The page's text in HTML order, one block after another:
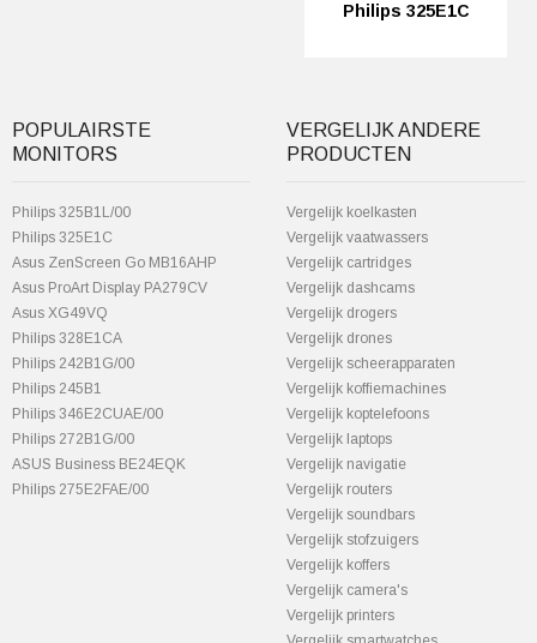
Philips 325E1C
POPULAIRSTE
MONITORS
Philips 325B1L/00
Philips 325E1C
Asus ZenScreen Go MB16AHP
Asus ProArt Display PA279CV
Asus XG49VQ
Philips 328E1CA
Philips 242B1G/00
Philips 245B1
Philips 346E2CUAE/00
Philips 272B1G/00
ASUS Business BE24EQK
Philips 275E2FAE/00
VERGELIJK ANDERE
PRODUCTEN
Vergelijk koelkasten
Vergelijk vaatwassers
Vergelijk cartridges
Vergelijk dashcams
Vergelijk drogers
Vergelijk drones
Vergelijk scheerapparaten
Vergelijk koffiemachines
Vergelijk koptelefoons
Vergelijk laptops
Vergelijk navigatie
Vergelijk routers
Vergelijk soundbars
Vergelijk stofzuigers
Vergelijk koffers
Vergelijk camera's
Vergelijk printers